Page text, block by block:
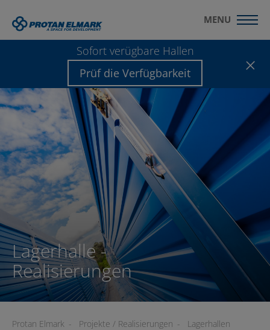
Sofort verügbare Hallen
Prüf die Verfügbarkeit
MENU
Lagerhalle -
Realisierungen
Protan Elmark - Projekte / Realisierungen - Lagerhallen